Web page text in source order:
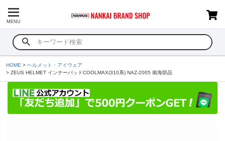
MENU
HOME
ヘルメット・アイウェア
ZEUS HELMET インナーパッドCOOLMAX(310系) NAZ-2005 南海部品